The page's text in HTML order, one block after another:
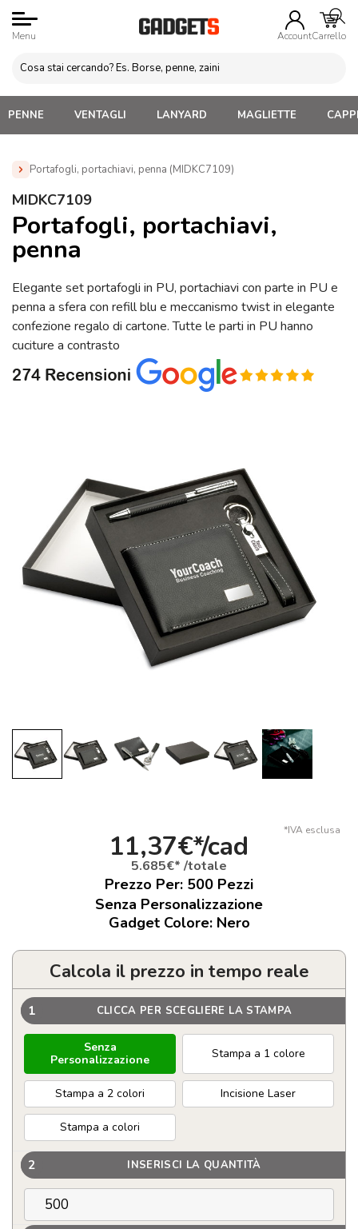
Menu AccountCarrello
PENNE VENTAGLI LANYARD MAGLIETTE
Portafogli, portachiavi, penna (MIDKC7109)
Home » Penne Personalizzate con LOGO, Matite, Pastelli,
portachiavi, penna (MIDKC7109)
MIDKC7109
Portafogli, portachiavi,
penna
Elegante set portafogli in PU, portachiavi con parte in PU e
penna a sfera con refill blu e meccanismo twist in elegante
confezione regalo di cartone. Tutte le parti in PU hanno
cuciture a contrasto
*IVA esclusa
11,37€*/cad
5.685€* /totale
Prezzo Per: 500 Pezzi
Senza Personalizzazione
Gadget Colore: Nero
Calcola il prezzo in tempo reale
1 CLICCA PER SCEGLIERE LA STAMPA
Senza
Personalizzazione
Stampa a 1 colore
Stampa a 2 colori Incisione Laser
Stampa a colori
2 INSERISCI LA QUANTITÀ